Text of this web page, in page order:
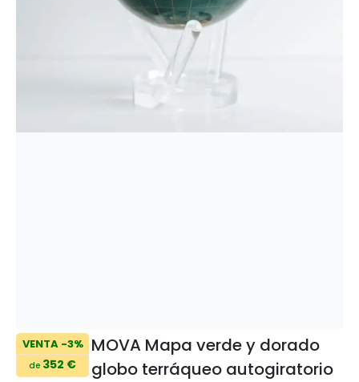
VENTA -3%
de 352 €
MOVA Mapa verde y dorado
globo terráqueo autogiratorio